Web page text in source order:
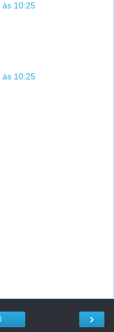
às 10:25
às 10:25
›